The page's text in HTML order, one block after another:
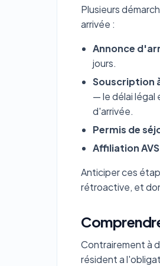
Plusieurs
arrivée :
Annonce
jours.
Souscription
— le délai légal
d'arrivée.
Permis de
Affiliation AVS
Anticiper ces
rétroactive, et
Contrairement à
résident a